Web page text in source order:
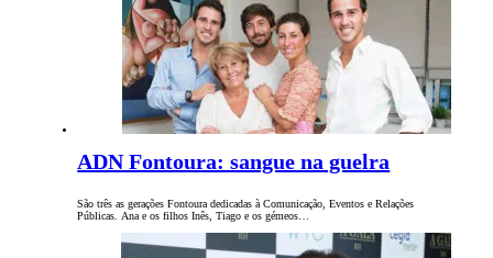
ADN Fontoura: sangue na guelra
São três as gerações Fontoura dedicadas à Comunicação, Eventos e Relações
Públicas. Ana e os filhos Inês, Tiago e os gémeos…